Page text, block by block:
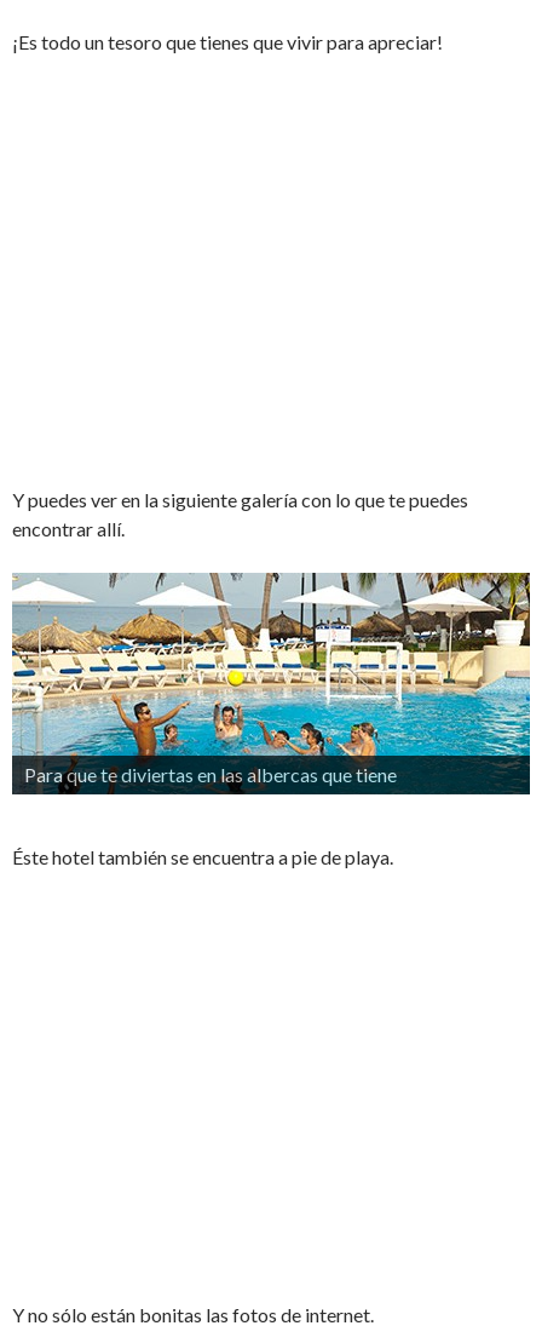
¡Es todo un tesoro que tienes que vivir para apreciar!
Y puedes ver en la siguiente galería con lo que te puedes
encontrar allí.
Para que te diviertas en las albercas que tiene
Éste hotel también se encuentra a pie de playa.
Y no sólo están bonitas las fotos de internet.